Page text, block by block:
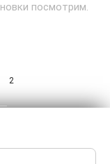
посмотрим.
2